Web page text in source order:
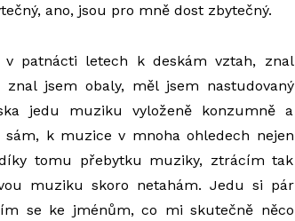
ano, jsou pro mně dost zbytečný.
v patnácti letech k deskám vztah, znal
znal jsem obaly, měl jsem nastudovaný
jedu muziku vyloženě konzumně a
sám, k muzice v mnoha ohledech nejen
tomu přebytku muziky, ztrácím tak
muziku skoro netahám. Jedu si pár
se ke jménům, co mi skutečně něco